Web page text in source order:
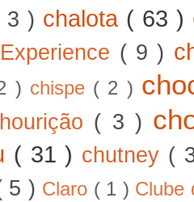
3 ) chalota ( 63 )
( 9 )
) chispe ( 2 )
( 3 )
( 31 ) chutney (
5 ) Claro ( 1 ) Clube